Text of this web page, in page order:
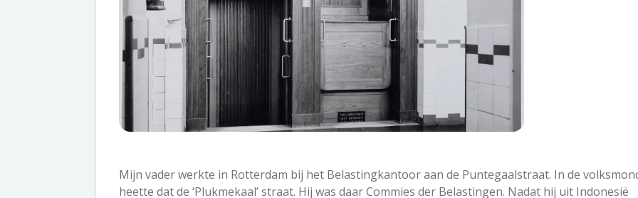
Mijn vader werkte in Rotterdam bij het Belastingkantoor aan de Puntegaalstraat. In de
heette dat de ‘Plukmekaal’ straat. Hij was daar Commies der Belastingen. Nadat hij uit Indonesië